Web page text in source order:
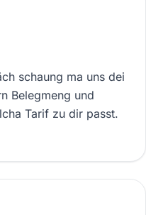
schaung ma uns dei
Belegmeng und
Tarif zu dir passt.